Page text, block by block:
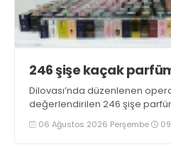
246 şişe kaçak
Dilovası’nda düzenlenen
değerlendirilen 246 şişe
06 Ağustos 2026 Perşembe